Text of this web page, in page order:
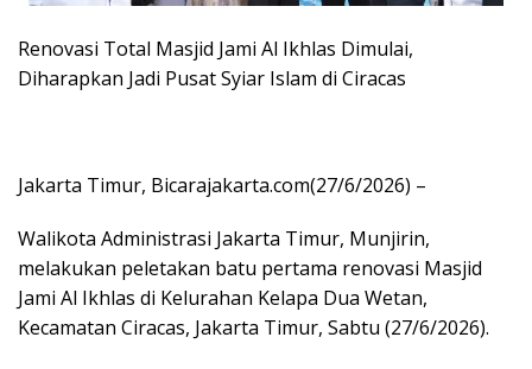
Renovasi Total Masjid Jami Al Ikhlas Dimulai,
Diharapkan Jadi Pusat Syiar Islam di Ciracas
Jakarta Timur, Bicarajakarta.com(27/6/2026) –
Walikota Administrasi Jakarta Timur, Munjirin,
melakukan peletakan batu pertama renovasi Masjid
Jami Al Ikhlas di Kelurahan Kelapa Dua Wetan,
Kecamatan Ciracas, Jakarta Timur, Sabtu (27/6/2026).